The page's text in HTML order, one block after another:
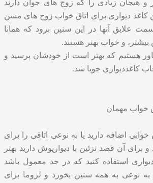
هیجان زیادی را که زوج های جوان دارند
کاغذ دیواری برای اتاق خواب زوج های مسن
علایق آنها در این سنین برود که همانا
و خواب بهتر هستند.
باور هستیم که بهتر است از خودشان پرسید و
کاغذدیواری جویا شد.
خواب مهمان
اضافه دارید یا به نوعی اتاقی را برای
برای آن قصد تزئین با دیوارپوش دارید بهتر
استفاده کنید که در حد معمول باشد
نوعی به همه سنین بخورد و لزوما برای